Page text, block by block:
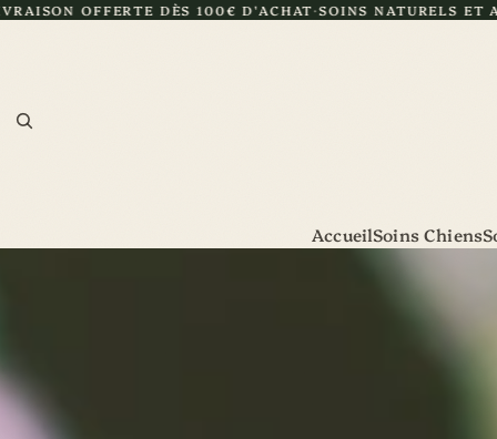
DÈS 100€ D'ACHAT SOINS NATURELS ET ARTISANAUX
AccueilSoins Chiens